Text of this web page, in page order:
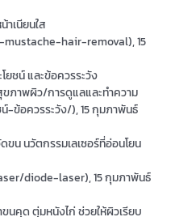
าเนียนใส
hair-removal), 15
ยชน์ และข้อควรระวัง
าพผิว/การดูแลและทำความ
-ข้อควรระวัง/), 15 กุมภาพันธ์
ขน นวัตกรรมเลเซอร์ที่อ่อนโยน
diode-laser), 15 กุมภาพันธ์
นคุด ตุ่มหนังไก่ ช่วยให้ผิวเรียบ